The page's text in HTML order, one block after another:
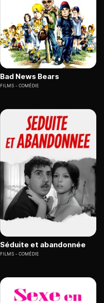
Bad News Bears
FILMS COMÉDIE
Séduite et abandonnée
FILMS COMÉDIE